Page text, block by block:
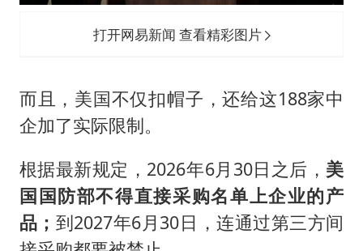
打开网易新闻 查看精彩图片
而且，美国不仅扣帽子，还给这188家中
企加了实际限制。
根据最新规定，2026年6月30日之后， 美
国国防部不得直接采购名单上企业的产
品； 到2027年6月30日，连通过第三方间